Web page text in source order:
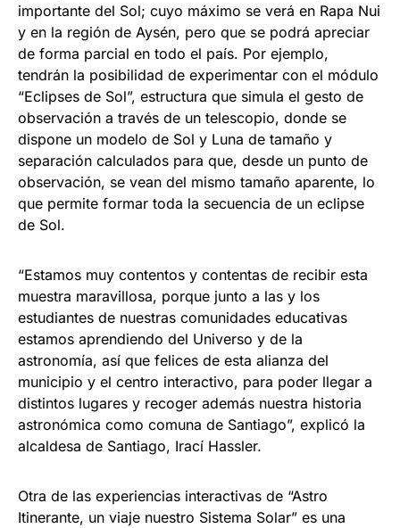
importante del Sol; cuyo máximo se verá en Rapa Nui
y en la región de Aysén, pero que se podrá apreciar
de forma parcial en todo el país. Por ejemplo,
tendrán la posibilidad de experimentar con el módulo
“Eclipses de Sol”, estructura que simula el gesto de
observación a través de un telescopio, donde se
dispone un modelo de Sol y Luna de tamaño y
separación calculados para que, desde un punto de
observación, se vean del mismo tamaño aparente, lo
que permite formar toda la secuencia de un eclipse
de Sol.
“Estamos muy contentos y contentas de recibir esta
muestra maravillosa, porque junto a las y los
estudiantes de nuestras comunidades educativas
estamos aprendiendo del Universo y de la
astronomía, así que felices de esta alianza del
municipio y el centro interactivo, para poder llegar a
distintos lugares y recoger además nuestra historia
astronómica como comuna de Santiago”, explicó la
alcaldesa de Santiago, Irací Hassler.
Otra de las experiencias interactivas de “Astro
Itinerante, un viaje nuestro Sistema Solar” es una